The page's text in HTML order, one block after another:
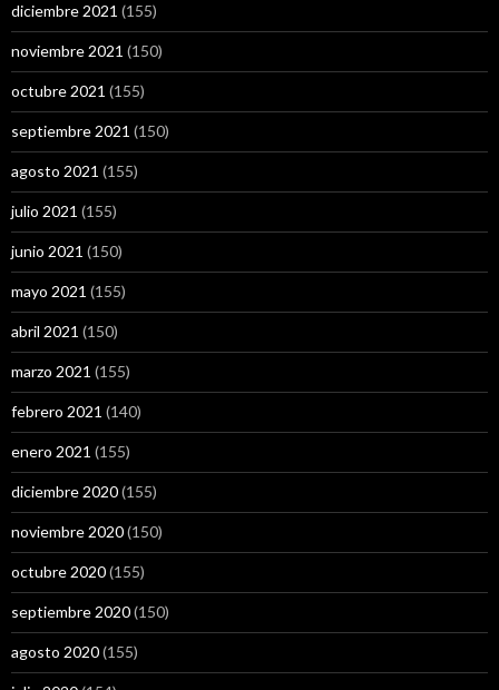
diciembre 2021 (155)
noviembre 2021 (150)
octubre 2021 (155)
septiembre 2021 (150)
agosto 2021 (155)
julio 2021 (155)
junio 2021 (150)
mayo 2021 (155)
abril 2021 (150)
marzo 2021 (155)
febrero 2021 (140)
enero 2021 (155)
diciembre 2020(155)
noviembre 2020(150)
octubre 2020(155)
septiembre 2020(150)
agosto 2020(155)